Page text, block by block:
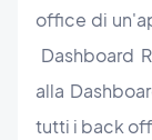
office di
Dashboard
alla
tutti i back